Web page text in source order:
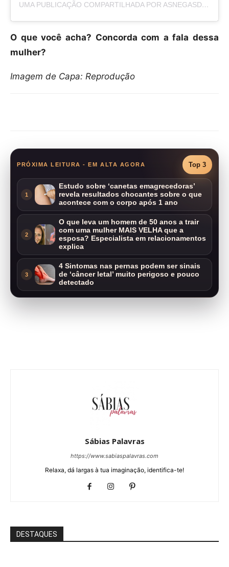
UMA PUBLICAÇÃO COMPARTILHADA POR ASNEGASDOZIRIGUIDUM (@ASNEGASDOZIRIGUIDUMOFICIAL)
O que você acha? Concorda com a fala dessa
mulher?
Imagem de Capa: Reprodução
PRÓXIMA LEITURA - EM ALTA AGORA Top 3
1
Estudo sobre ‘canetas emagrecedoras’
revela resultados chocantes sobre o que
acontece com o corpo após 1 ano
2
O que leva um homem de 50 anos a trair
com uma mulher MAIS VELHA que a
esposa? Especialista em relacionamentos
explica
3
4 Sintomas nas pernas podem ser sinais
de ‘câncer letal’ muito perigoso e pouco
detectado
Sábias Palavras
https://www.sabiaspalavras.com
Relaxa, dá largas à tua imaginação, identifica-te!
DESTAQUES